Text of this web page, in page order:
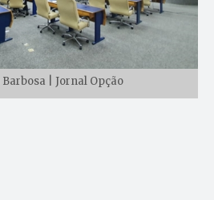
| Jornal Opção